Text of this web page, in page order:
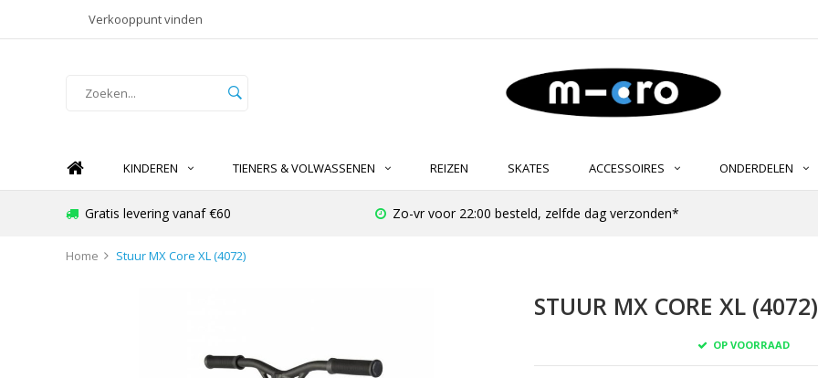
Verkooppunt vinden
KINDEREN TIENERS & VOLWASSENEN REIZEN SKATES ACCESSOIRES ONDERDELEN
Gratis levering vanaf €60 Zo-vr voor 22:00 besteld, zelfde dag verzonden*
Home Stuur MX Core XL (4072)
STUUR MX CORE XL (4072)
OP VOORRAAD